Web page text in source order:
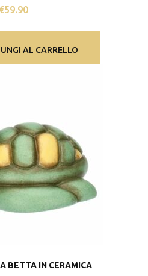
€59.90
AL CARRELLO
BETTA IN CERAMICA